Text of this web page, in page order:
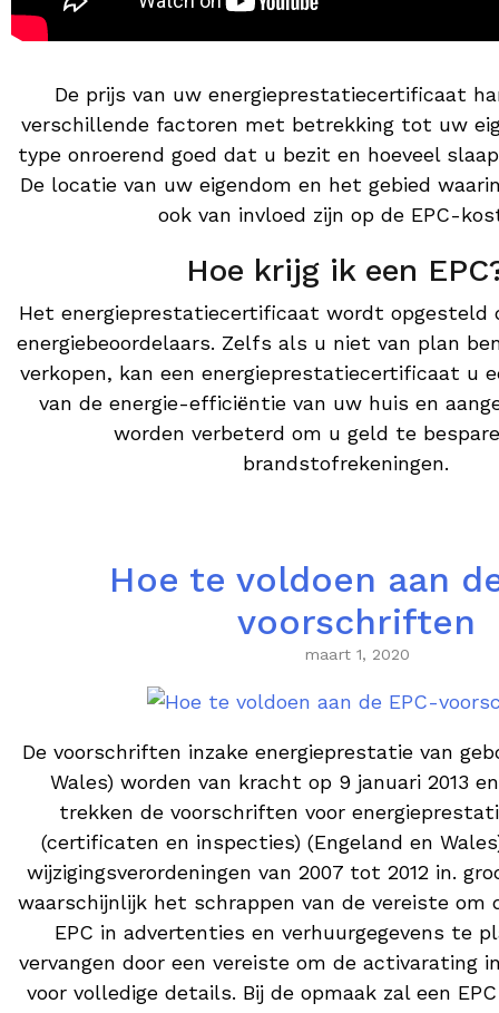
De prijs van uw energieprestatiecertificaat
verschillende factoren met betrekking tot uw
type onroerend goed dat u bezit en hoeveel
De locatie van uw eigendom en het gebied
ook van invloed zijn op de EPC-
Hoe krijg ik een
Het energieprestatiecertificaat wordt opgesteld
energiebeoordelaars. Zelfs als u niet van plan
verkopen, kan een energieprestatiecertificaat u
van de energie-efficiëntie van uw huis en
worden verbeterd om u geld te
brandstofrekeningen.
Hoe te voldoen aan
voorschriften
maart 1, 2020
De voorschriften inzake energieprestatie van
Wales) worden van kracht op 9 januari 2013
trekken de voorschriften voor
(certificaten en inspecties) (Engeland en
wijzigingsverordeningen van 2007 tot 2012 in.
waarschijnlijk het schrappen van de vereiste om
EPC in advertenties en verhuurgegevens te
vervangen door een vereiste om de activarating
voor volledige details. Bij de opmaak zal een